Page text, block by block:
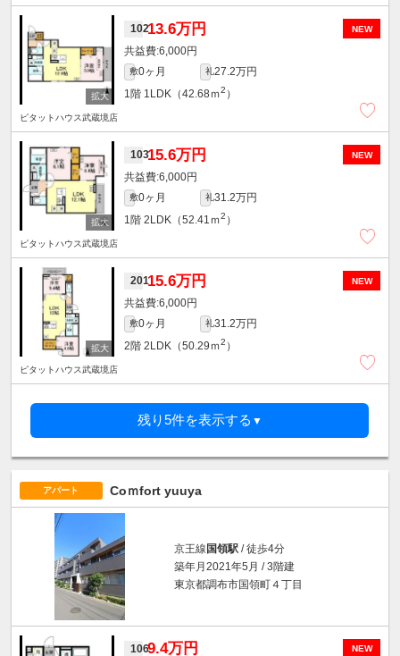
NEW
10213.6万円
6,000円
敷0ヶ月 礼27.2万円
1階 1LDK（42.68ｍ2 ）
ピタットハウス武蔵境店
NEW
10315.6万円
6,000円
敷0ヶ月 礼31.2万円
1階 2LDK（52.41ｍ2 ）
ピタットハウス武蔵境店
NEW
20115.6万円
6,000円
敷0ヶ月 礼31.2万円
2階 2LDK（50.29ｍ2 ）
ピタットハウス武蔵境店
残り5件を表示する ▼
アパート Coｍfort yuuya
京王線 国領駅 / 徒歩4分
築年月2021年5月 / 3階建
東京都調布市国領町４丁目
NEW
1069.4万円